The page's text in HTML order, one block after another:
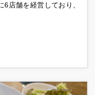
店舗を経営しており、